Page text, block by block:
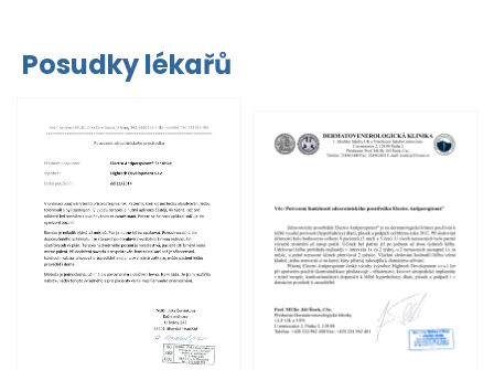
Posudky lékařů